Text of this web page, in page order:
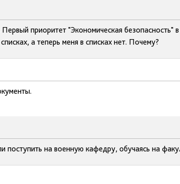
приоритет "Экономическая безопасность"
а теперь меня в списках нет. Почему?
на военную кафедру, обучаясь на